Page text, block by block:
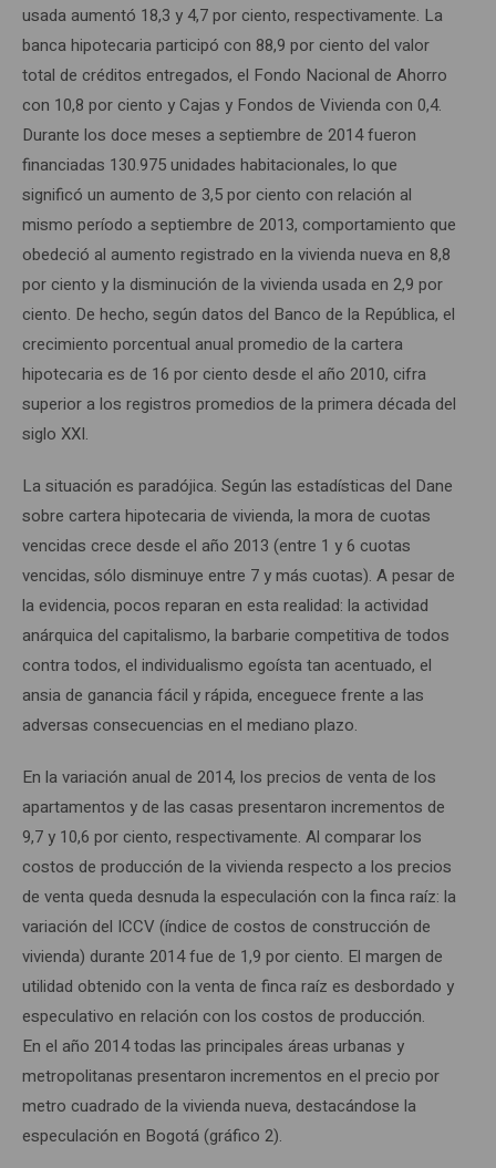
usada aumentó 18,3 y 4,7 por ciento, respectivamente. La
banca hipotecaria participó con 88,9 por ciento del valor
total de créditos entregados, el Fondo Nacional de Ahorro
con 10,8 por ciento y Cajas y Fondos de Vivienda con 0,4.
Durante los doce meses a septiembre de 2014 fueron
financiadas 130.975 unidades habitacionales, lo que
significó un aumento de 3,5 por ciento con relación al
mismo período a septiembre de 2013, comportamiento que
obedeció al aumento registrado en la vivienda nueva en 8,8
por ciento y la disminución de la vivienda usada en 2,9 por
ciento. De hecho, según datos del Banco de la República, el
crecimiento porcentual anual promedio de la cartera
hipotecaria es de 16 por ciento desde el año 2010, cifra
superior a los registros promedios de la primera década del
siglo XXI.
La situación es paradójica. Según las estadísticas del Dane
sobre cartera hipotecaria de vivienda, la mora de cuotas
vencidas crece desde el año 2013 (entre 1 y 6 cuotas
vencidas, sólo disminuye entre 7 y más cuotas). A pesar de
la evidencia, pocos reparan en esta realidad: la actividad
anárquica del capitalismo, la barbarie competitiva de todos
contra todos, el individualismo egoísta tan acentuado, el
ansia de ganancia fácil y rápida, enceguece frente a las
adversas consecuencias en el mediano plazo.
En la variación anual de 2014, los precios de venta de los
apartamentos y de las casas presentaron incrementos de
9,7 y 10,6 por ciento, respectivamente. Al comparar los
costos de producción de la vivienda respecto a los precios
de venta queda desnuda la especulación con la finca raíz: la
variación del ICCV (índice de costos de construcción de
vivienda) durante 2014 fue de 1,9 por ciento. El margen de
utilidad obtenido con la venta de finca raíz es desbordado y
especulativo en relación con los costos de producción.
En el año 2014 todas las principales áreas urbanas y
metropolitanas presentaron incrementos en el precio por
metro cuadrado de la vivienda nueva, destacándose la
especulación en Bogotá (gráfico 2).